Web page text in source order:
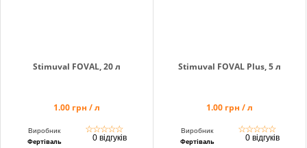
Stimuval FOVAL, 20 л
1.00 грн / л
Виробник
Фертіваль
☆☆☆☆☆
0 відгуків
Stimuval FOVAL Plus, 5 л
1.00 грн / л
Виробник
Фертіваль
☆☆☆☆☆
0 відгуків